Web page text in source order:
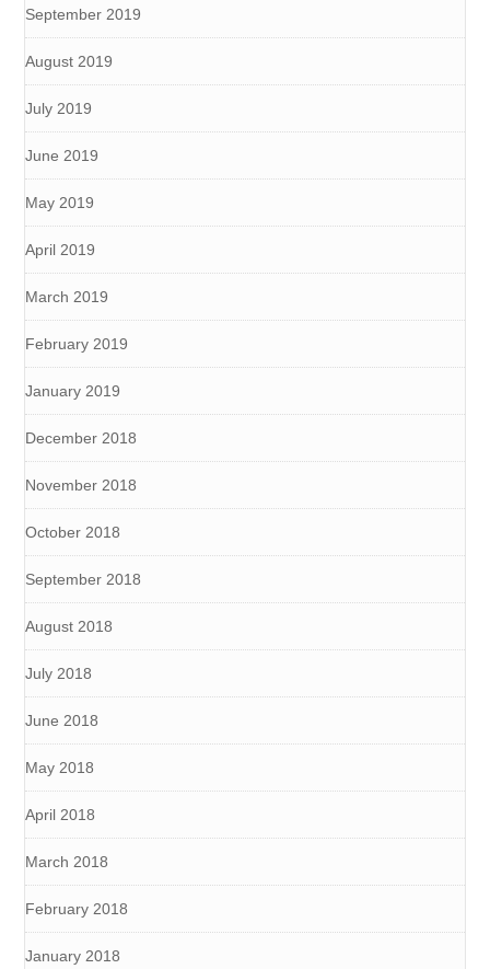
September 2019
August 2019
July 2019
June 2019
May 2019
April 2019
March 2019
February 2019
January 2019
December 2018
November 2018
October 2018
September 2018
August 2018
July 2018
June 2018
May 2018
April 2018
March 2018
February 2018
January 2018